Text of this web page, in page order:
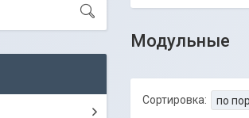
Модульные